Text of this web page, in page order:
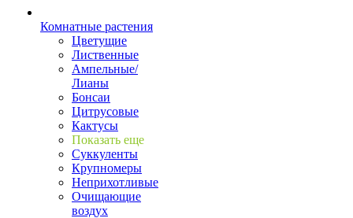
Комнатные растения
Цветущие
Лиственные
Ампельные/
Лианы
Бонсаи
Цитрусовые
Кактусы
Показать еще
Суккуленты
Крупномеры
Неприхотливые
Очищающие
воздух